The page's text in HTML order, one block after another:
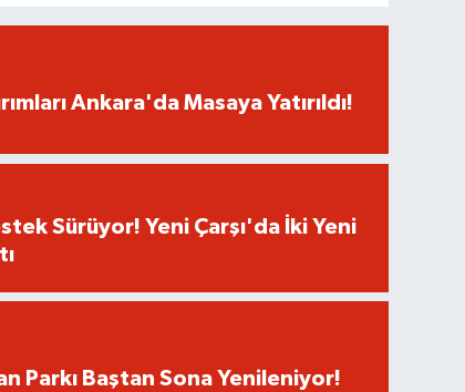
Ankara'da Masaya Yatırıldı!
Sürüyor! Yeni Çarşı'da İki Yeni
Parkı Baştan Sona Yenileniyor!